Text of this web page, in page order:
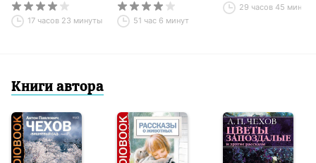
17 часов 23 минуты 51 час 6 минут
29 часов 45 минут
Книги автора